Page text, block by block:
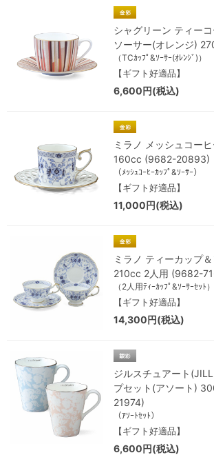
シャグリーン ティー
ソーサー(オレンジ)
（TCｶｯﾌﾟ&ｿｰｻｰ(ｵﾚﾝｼﾞ)）
【ギフト好適品】
6,600円(税込)
ミラノ メッシュコー
160cc (9682-20893)
（ﾒｯｼｭｺｰﾋｰｶｯﾌﾟ&ｿｰｻｰ）
【ギフト好適品】
11,000円(税込)
ミラノ ティーカップ
210cc 2人用 (9682-
（2人用ﾃｨｰｶｯﾌﾟ&ｿｰｻｰｾｯﾄ）
【ギフト好適品】
14,300円(税込)
ジルスチュアート
プセット(アソート)
21974)
（ｱｿｰﾄｾｯﾄ）
【ギフト好適品】
6,600円(税込)